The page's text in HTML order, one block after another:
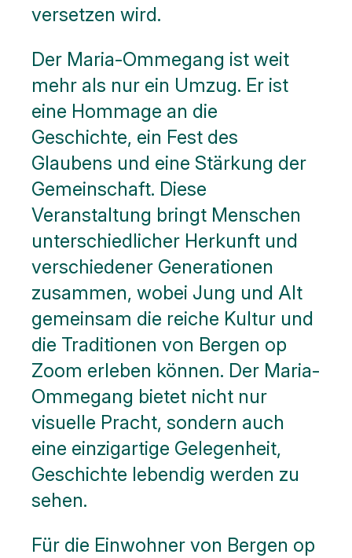
versetzen wird.
Der Maria-Ommegang ist weit
mehr als nur ein Umzug. Er ist
eine Hommage an die
Geschichte, ein Fest des
Glaubens und eine Stärkung der
Gemeinschaft. Diese
Veranstaltung bringt Menschen
unterschiedlicher Herkunft und
verschiedener Generationen
zusammen, wobei Jung und Alt
gemeinsam die reiche Kultur und
die Traditionen von Bergen op
Zoom erleben können. Der Maria-
Ommegang bietet nicht nur
visuelle Pracht, sondern auch
eine einzigartige Gelegenheit,
Geschichte lebendig werden zu
sehen.
Für die Einwohner von Bergen op